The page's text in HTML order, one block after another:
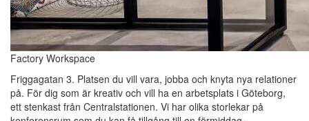
Factory Workspace
Friggagatan 3. Platsen du vill vara, jobba och knyta nya relationer
på. För dig som är kreativ och vill ha en arbetsplats i Göteborg,
ett stenkast från Centralstationen. Vi har olika storlekar på